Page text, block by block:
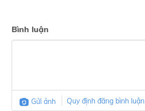
Bình luận
Gửi ảnh Quy định đăng bình luận